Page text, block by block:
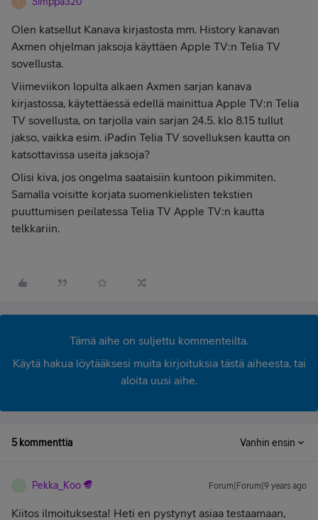
S
Olen katsellut Kanava kirjastosta mm. History kanavan
Axmen ohjelman jaksoja käyttäen Apple TV:n Telia TV
sovellusta.
Viimeviikon lopulta alkaen Axmen sarjan kanava
kirjastossa, käytettäessä edellä mainittua Apple TV:n Telia
TV sovellusta, on tarjolla vain sarjan 24.5. klo 8.15 tullut
jakso, vaikka esim. iPadin Telia TV sovelluksen kautta on
katsottavissa useita jaksoja?
Olisi kiva, jos ongelma saataisiin kuntoon pikimmiten.
Samalla voisitte korjata suomenkielisten tekstien
puuttumisen peilatessa Telia TV Apple TV:n kautta
telkkariin.
Tämä aihe on suljettu kommenteilta.
Käytä hakua löytääksesi muita kirjoituksia tästä aiheesta, tai
aloita uusi aihe.
5 kommenttia Vanhin ensin
Pekka_Koo Forum|Forum|9 years ago
Kiitos ilmoituksesta! Heti en pystynyt asiaa testaamaan,